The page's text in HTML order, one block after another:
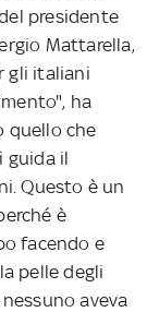
presidente
Mattarella,
gli italiani
ha
quello che
guida il
Questo è un
è
facendo e
pelle degli
aveva